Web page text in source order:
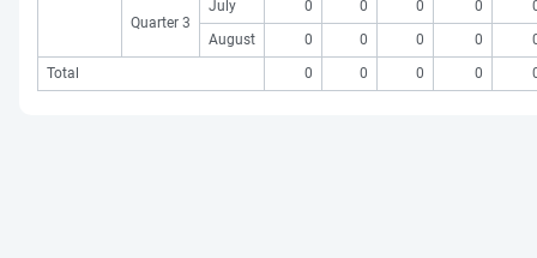
Quarter 3
July 0 0 0 0
August
0 0 0 0
Total
0 0 0 0